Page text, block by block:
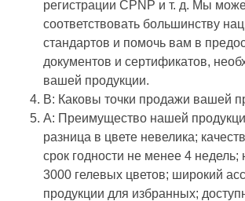
регистрации CPNP и т. д. Мы
соответствовать большинству
стандартов и помочь вам в
документов и сертификатов,
вашей продукции.
В: Каковы точки продажи вашей
A: Преимущество нашей
разница в цвете невелика;
срок годности не менее 4
3000 гелевых цветов; широкий
продукции для избранных;